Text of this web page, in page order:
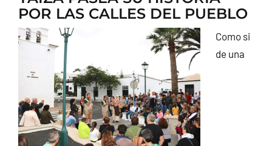
POR LAS CALLES DEL PUEBLO
Como si
de una